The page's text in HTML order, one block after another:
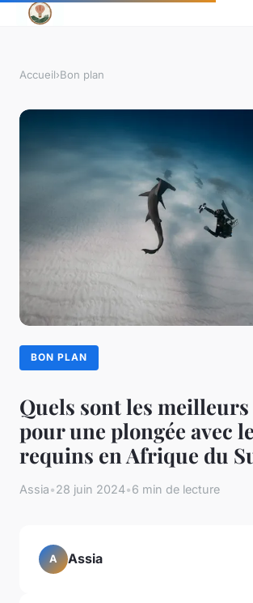
Accueil›Bon plan
BON PLAN
Quels sont les meilleurs
pour une plongée avec
requins en Afrique du
Assia•28 juin 2024•6 min de lecture
A Assia